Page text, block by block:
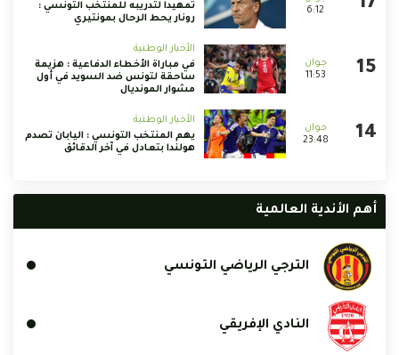
6:12
تمهيداً لتدريبه للمنتخب التونسي :
رونار يحط الرحال بمونتيري
11:53
الأخبار الوطنية
في مباراة الأخطاء الدفاعية : هزيمة
ساحقة لتونس ضد السويد في أول
مشوار المونديال
23:48
الأخبار الوطنية
يهم المنتخب التونسي : اليابان تصدم
هولندا بتعادل في آخر الدقائق
أهم الأندية العالمية
الترجي الرياضي التونسي
النادي الإفريقي